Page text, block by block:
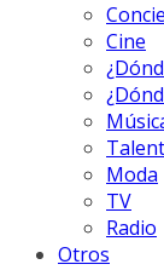
Cine
Moda
TV
Radio
Otros